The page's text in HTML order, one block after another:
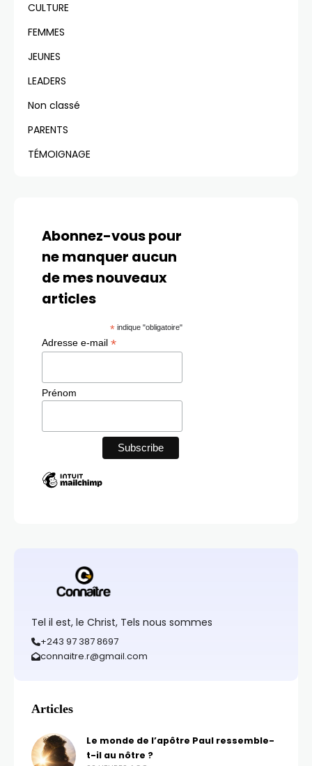
CULTURE
FEMMES
JEUNES
LEADERS
Non classé
PARENTS
TÉMOIGNAGE
Abonnez-vous pour
ne manquer aucun
de mes nouveaux
articles
*indique "obligatoire"
Adresse e-mail *
Prénom
Tel il est, le Christ, Tels nous sommes
+243 97 387 8697
connaitre.r@gmail.com
Articles
Le monde de l’apôtre Paul ressemble-
t-il au nôtre ?